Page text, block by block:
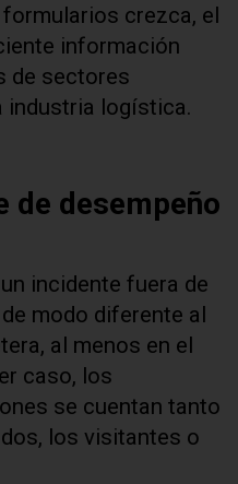
crezca, el
información
de sectores
industria logística.
de desempeño
incidente fuera de
modo diferente al
al menos en el
caso, los
se cuentan tanto
los visitantes o